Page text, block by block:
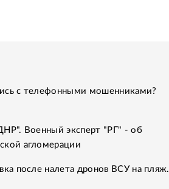
с телефонными мошенниками?
Военный эксперт "РГ" - об
агломерации
после налета дронов ВСУ на пляж.